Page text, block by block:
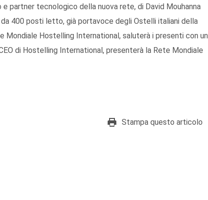
partner tecnologico della nuova rete, di David Mouhanna
400 posti letto, già portavoce degli Ostelli italiani della
Mondiale Hostelling International, saluterà i presenti con un
di Hostelling International, presenterà la Rete Mondiale
Stampa questo articolo